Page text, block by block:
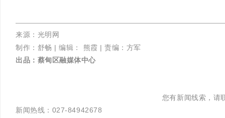
来源：光明网
制作：舒畅 |编辑： 熊霞 |责编：方军
出品：蔡甸区融媒体中心
您有新闻线索，请
新闻热线：027-84942678